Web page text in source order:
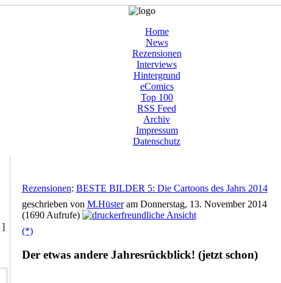
Home
News
Rezensionen
Interviews
Hintergrund
eComics
Top 100
RSS Feed
Archiv
Impressum
Datenschutz
]
Rezensionen: BESTE BILDER 5: Die Cartoons des Jahrs 2014
geschrieben von M.Hüsteram Donnerstag, 13. November 2014
(1690 Aufrufe)
(*)
Der etwas andere Jahresrückblick! (jetzt schon)